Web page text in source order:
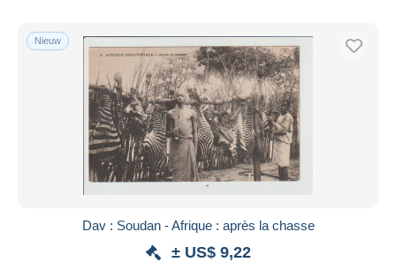
Nieuw
Dav : Soudan - Afrique : après la chasse
± US$ 9,22